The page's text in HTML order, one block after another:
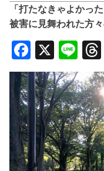
「打たなきゃよかっ
被害に見舞われた方
X